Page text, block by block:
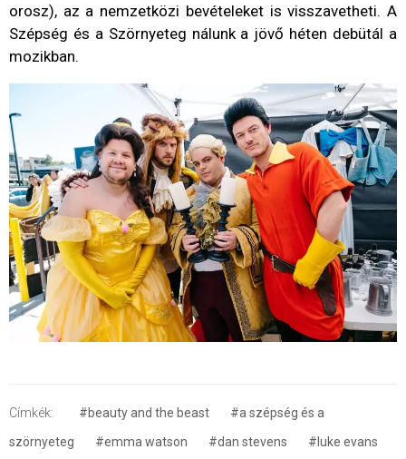
orosz), az a nemzetközi bevételeket is visszavetheti. A
Szépség és a Szörnyeteg nálunk a jövő héten debütál a
mozikban.
Címkék: #beauty and the beast
#a szépség és a
szörnyeteg
#emma watson #dan stevens
#luke evans